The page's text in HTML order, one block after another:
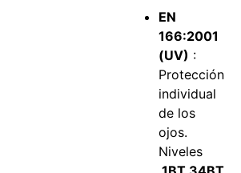
EN
166:2001
(UV) :
Protección
individual
de los
ojos.
Niveles